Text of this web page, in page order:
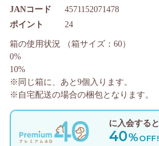
ポイント 24
JANコード 4571152071478
に入会すると
40%OFF!
箱の使用状況
（箱サイズ：60）
0%
10%
※同じ箱に、あと 9個入ります。
※自宅配送の場合の梱包となります。